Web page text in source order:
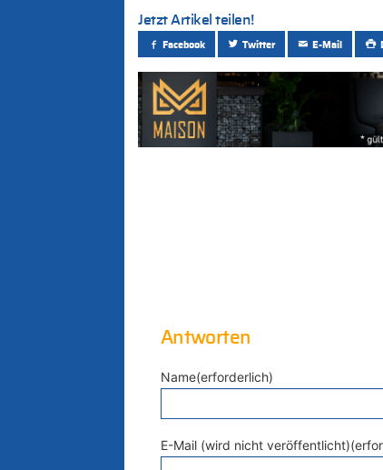
Jetzt Artikel teilen!
Facebook Twitter E-Mail
Antworten
Name(erforderlich)
E-Mail (wird nicht